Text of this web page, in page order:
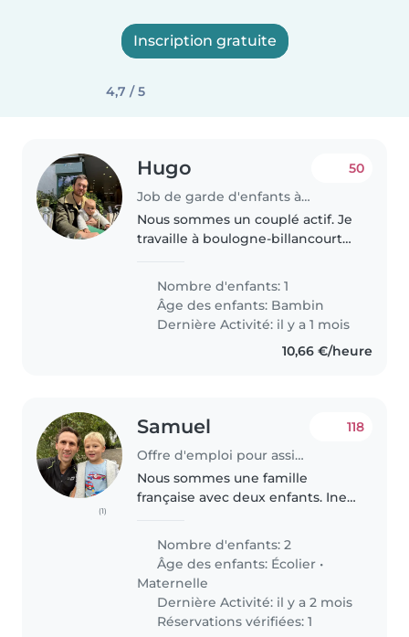
Inscription gratuite
4,7 / 5
Hugo
Job de garde d'enfants à Boulogne-Billancourt
50
Nous sommes un couplé actif. Je
travaille à boulogne-billancourt
travaille dans la recherche à
l'institut Pasteur. Nous avons un
chat très calme et gentil...
Nombre d'enfants: 1
Âge des enfants: Bambin
Dernière Activité: il y a 1 mois
10,66 €/heure
(1)
Samuel
Offre d'emploi pour assistante maternelle à Boulogne-Billancourt
118
Nous sommes une famille
française avec deux enfants. Ines
jouer aux voitures. Nous
cherchons une nounou 15 à 20h
par..
Nombre d'enfants: 2
Âge des enfants: Écolier •
Maternelle
Dernière Activité: il y a 2 mois
Réservations vérifiées: 1